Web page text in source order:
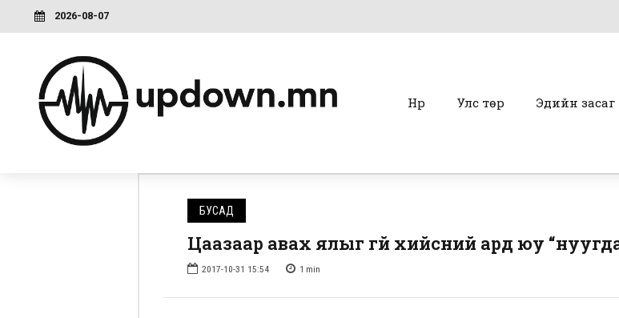
2026-08-07
Нүүр Улс төр Эдийн засаг
БУСАД
Цаазаар авах ялыг үгүй хийсний ард юу
2017-10-31 15:54 1 min